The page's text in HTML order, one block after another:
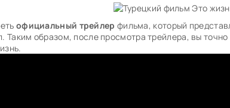
официальный трейлер фильма, который
Таким образом, после просмотра трейлера, вы